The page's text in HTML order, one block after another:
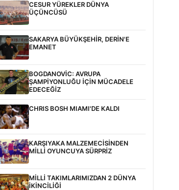
CESUR YÜREKLER DÜNYA
ÜÇÜNCÜSÜ
SAKARYA BÜYÜKŞEHİR, DERİN'E
EMANET
BOGDANOVİC: AVRUPA
ŞAMPİYONLUĞU İÇİN MÜCADELE
EDECEĞİZ
CHRIS BOSH MIAMI'DE KALDI
KARŞIYAKA MALZEMECİSİNDEN
MİLLİ OYUNCUYA SÜRPRİZ
MİLLİ TAKIMLARIMIZDAN 2 DÜNYA
İKİNCİLİĞİ